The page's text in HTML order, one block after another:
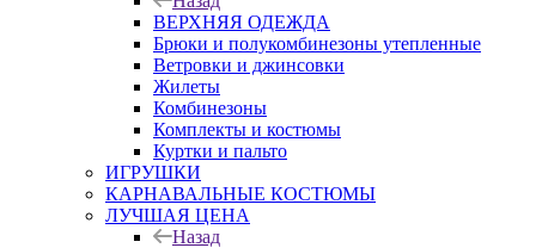
ВЕРХНЯЯ ОДЕЖДА
Брюки и полукомбинезоны утепленные
Ветровки и джинсовки
Жилеты
Комбинезоны
Комплекты и костюмы
Куртки и пальто
ИГРУШКИ
КАРНАВАЛЬНЫЕ КОСТЮМЫ
ЛУЧШАЯ ЦЕНА
Назад